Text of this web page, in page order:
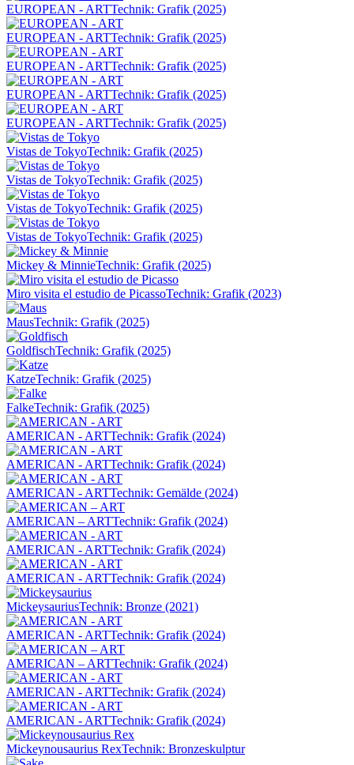
EUROPEAN - ARTTechnik: Grafik (2025)
EUROPEAN - ARTTechnik: Grafik (2025)
EUROPEAN - ARTTechnik: Grafik (2025)
EUROPEAN - ARTTechnik: Grafik (2025)
EUROPEAN - ARTTechnik: Grafik (2025)
Vistas de TokyoTechnik: Grafik (2025)
Vistas de TokyoTechnik: Grafik (2025)
Vistas de TokyoTechnik: Grafik (2025)
Vistas de TokyoTechnik: Grafik (2025)
Mickey & MinnieTechnik: Grafik (2025)
Miro visita el estudio de PicassoTechnik: Grafik (2023)
MausTechnik: Grafik (2025)
GoldfischTechnik: Grafik (2025)
KatzeTechnik: Grafik (2025)
FalkeTechnik: Grafik (2025)
AMERICAN - ARTTechnik: Grafik (2024)
AMERICAN - ARTTechnik: Grafik (2024)
AMERICAN - ARTTechnik: Gemälde (2024)
AMERICAN – ARTTechnik: Grafik (2024)
AMERICAN - ARTTechnik: Grafik (2024)
AMERICAN - ARTTechnik: Grafik (2024)
MickeysauriusTechnik: Bronze (2021)
AMERICAN - ARTTechnik: Grafik (2024)
AMERICAN – ARTTechnik: Grafik (2024)
AMERICAN - ARTTechnik: Grafik (2024)
AMERICAN - ARTTechnik: Grafik (2024)
Mickeynousaurius RexTechnik: Bronzeskulptur